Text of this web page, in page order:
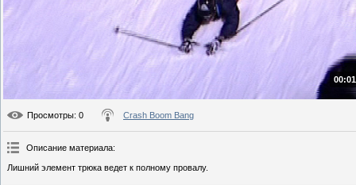
Просмотры: 0 Crash Boom Bang
Описание материала:
Лишний элемент трюка ведет к полному провалу.